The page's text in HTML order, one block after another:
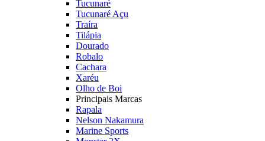
Tucunaré
Tucunaré Açu
Traíra
Tilápia
Dourado
Robalo
Cachara
Xaréu
Olho de Boi
Principais Marcas
Rapala
Nelson Nakamura
Marine Sports